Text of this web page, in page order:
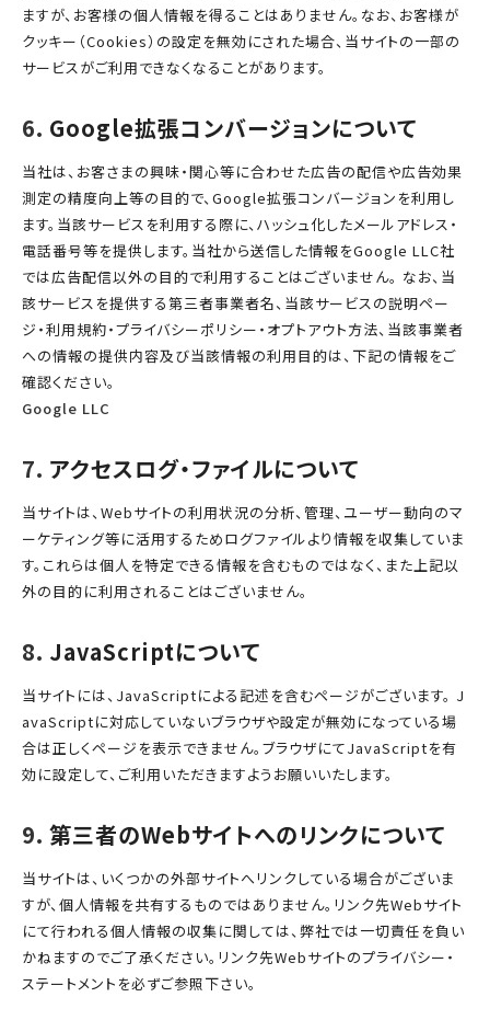
ますが、お客様の個人情報を得ることはありません。なお、お客様が
クッキー（Cookies）の設定を無効にされた場合、当サイトの一部の
サービスがご利用できなくなることがあります。
Google拡張コンバージョンについて
当社は、お客さまの興味・関心等に合わせた広告の配信や広告効果
測定の精度向上等の目的で、Google拡張コンバージョンを利用し
ます。当該サービスを利用する際に、ハッシュ化したメールアドレス・
電話番号等を提供します。当社から送信した情報をGoogle LLC社
では広告配信以外の目的で利用することはございません。 なお、当
該サービスを提供する第三者事業者名、当該サービスの説明ペー
ジ・利用規約・プライバシーポリシー・オプトアウト方法、当該事業者
への情報の提供内容及び当該情報の利用目的は、下記の情報をご
確認ください。
Google LLC
アクセスログ・ファイルについて
当サイトは、Webサイトの利用状況の分析、管理、ユーザー動向のマ
ーケティング等に活用するためログファイルより情報を収集していま
す。これらは個人を特定できる情報を含むものではなく、また上記以
外の目的に利用されることはございません。
JavaScriptについて
当サイトには、JavaScriptによる記述を含むページがございます。 J
avaScriptに対応していないブラウザや設定が無効になっている場
合は正しくページを表示できません。ブラウザにてJavaScriptを有
効に設定して、ご利用いただきますようお願いいたします。
第三者のWebサイトへのリンクについて
当サイトは、いくつかの外部サイトへリンクしている場合がございま
すが、個人情報を共有するものではありません。リンク先Webサイト
にて行われる個人情報の収集に関しては、弊社では一切責任を負い
かねますのでご了承ください。リンク先Webサイトのプライバシー・
ステートメントを必ずご参照下さい。